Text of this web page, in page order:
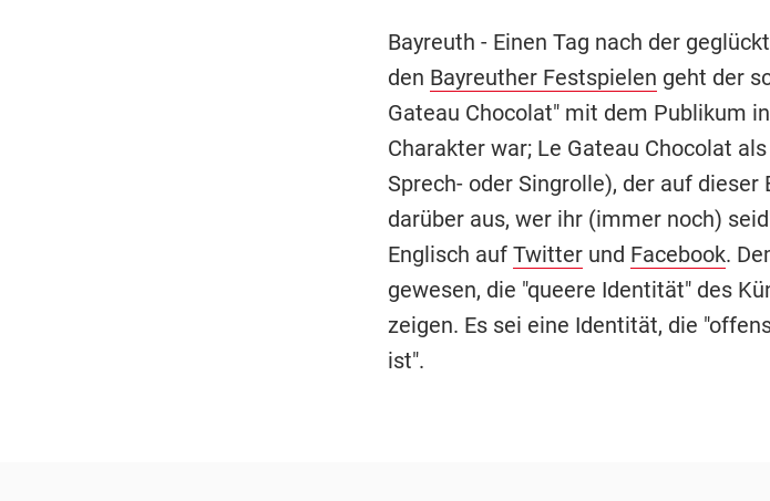
Bayreuth - Einen Tag nach der
den Bayreuther Festspielen geht der
Gateau Chocolat" mit dem Publikum
Charakter war; Le Gateau Chocolat
Sprech- oder Singrolle), der auf
darüber aus, wer ihr (immer noch)
Englisch auf Twitterund Facebook.
gewesen, die "queere Identität" des
zeigen. Es sei eine Identität, die
ist".